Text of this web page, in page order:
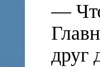
—
друг